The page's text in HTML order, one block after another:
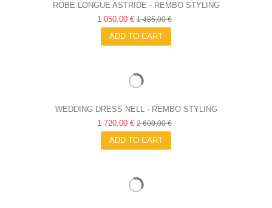
ROBE LONGUE ASTRIDE - REMBO STYLING
1 050,00 € 1 485,00 €
ADD TO CART
WEDDING DRESS NELL - REMBO STYLING
1 720,00 € 2 600,00 €
ADD TO CART